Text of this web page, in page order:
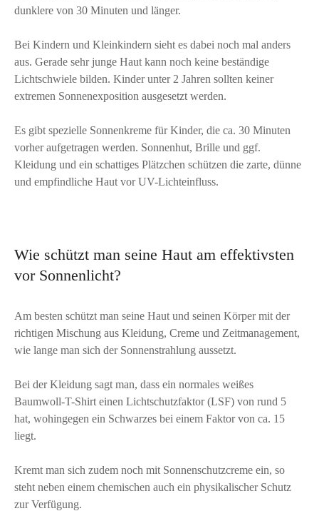
dunklere von 30 Minuten und länger.
Bei Kindern und Kleinkindern sieht es dabei noch mal anders
aus. Gerade sehr junge Haut kann noch keine beständige
Lichtschwiele bilden. Kinder unter 2 Jahren sollten keiner
extremen Sonnenexposition ausgesetzt werden.
Es gibt spezielle Sonnenkreme für Kinder, die ca. 30 Minuten
vorher aufgetragen werden. Sonnenhut, Brille und ggf.
Kleidung und ein schattiges Plätzchen schützen die zarte, dünne
und empfindliche Haut vor UV-Lichteinfluss.
Wie schützt man seine Haut am effektivsten
vor Sonnenlicht?
Am besten schützt man seine Haut und seinen Körper mit der
richtigen Mischung aus Kleidung, Creme und Zeitmanagement,
wie lange man sich der Sonnenstrahlung aussetzt.
Bei der Kleidung sagt man, dass ein normales weißes
Baumwoll-T-Shirt einen Lichtschutzfaktor (LSF) von rund 5
hat, wohingegen ein Schwarzes bei einem Faktor von ca. 15
liegt.
Kremt man sich zudem noch mit Sonnenschutzcreme ein, so
steht neben einem chemischen auch ein physikalischer Schutz
zur Verfügung.